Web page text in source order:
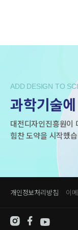
ADD DESIGN TO
과학기술
대전디자인진흥원이
힘찬 도약을 시작했
개인정보처리방침 이